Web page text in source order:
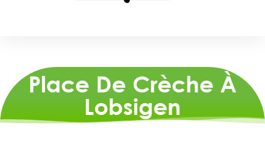
Place De Crèche À
Lobsigen